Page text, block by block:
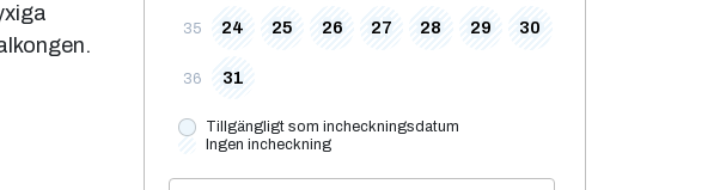
35 24 25 26 27 28 29 30
36 31
Tillgängligt som incheckningsdatum
Ingen incheckning